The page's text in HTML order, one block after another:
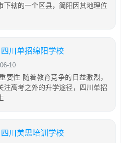
下辖的一个区县，简阳因其地理位
川单招绵阳学校
10
要性 随着教育竞争的日益激烈，
注高考之外的升学途径，四川单招
川美思培训学校